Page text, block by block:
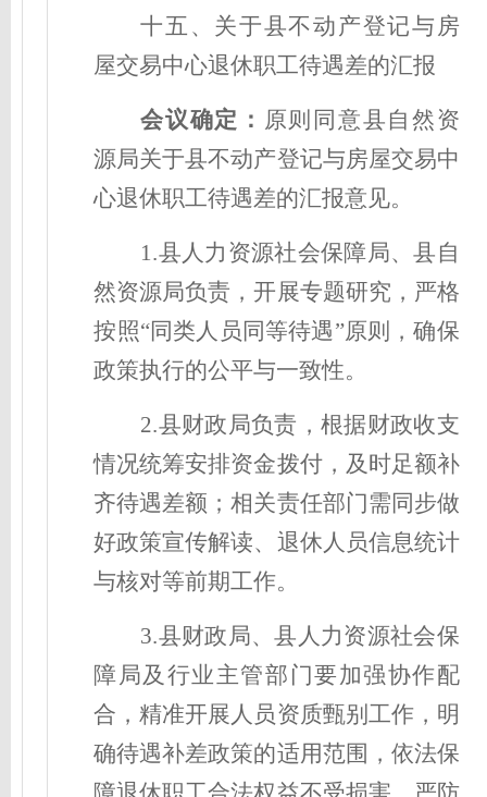
十五、关于县不动产登记与房
屋交易中心退休职工待遇差的汇报
会议确定 ： 原则同意县自然资
源局关于县不动产登记与房屋交易中
心退休职工待遇差的汇报意见。
1.县人力资源社会保障局、县自
然资源局负责，开展专题研究，严格
按照“同类人员同等待遇”原则，确保
政策执行的公平与一致性。
2.县财政局负责，根据财政收支
情况统筹安排资金拨付，及时足额补
齐待遇差额；相关责任部门需同步做
好政策宣传解读、退休人员信息统计
与核对等前期工作。
3.县财政局、县人力资源社会保
障局及行业主管部门要加强协作配
合，精准开展人员资质甄别工作，明
确待遇补差政策的适用范围，依法保